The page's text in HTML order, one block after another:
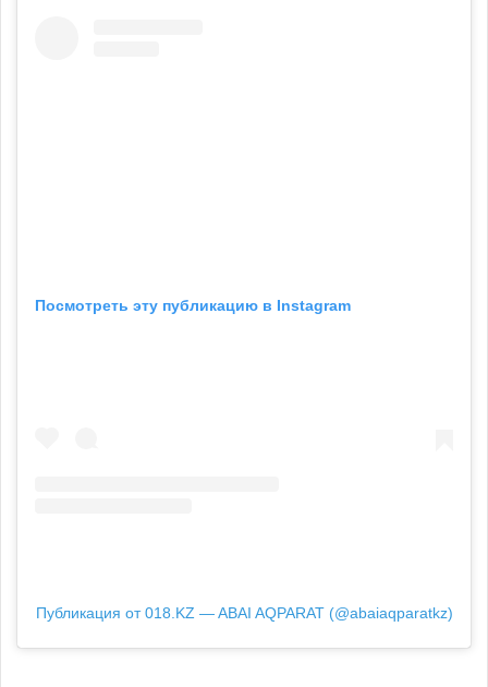
Посмотреть эту публикацию в Instagram
Публикация от 018.KZ — ABAI AQPARAT (@abaiaqparatkz)